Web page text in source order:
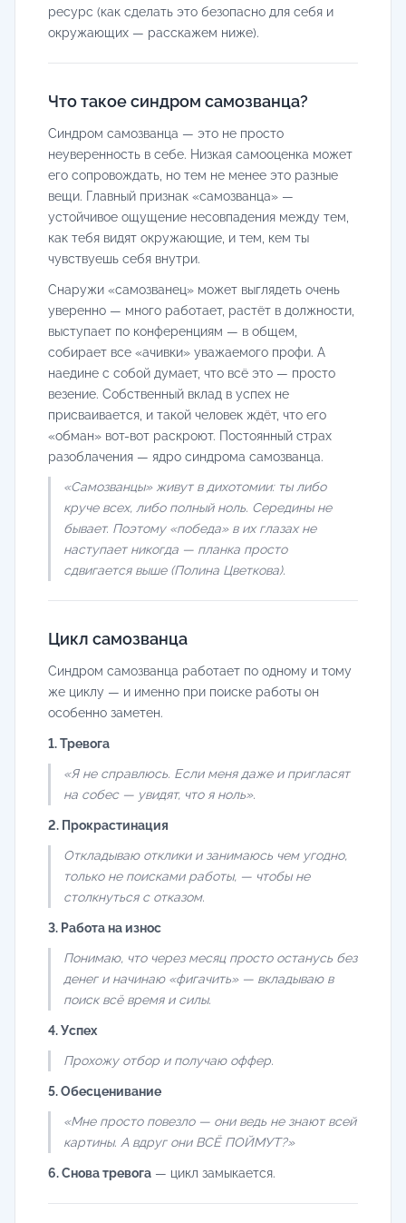
ресурс (как сделать это безопасно для себя и
окружающих — расскажем ниже).
Что такое синдром самозванца?
Синдром самозванца — это не просто
неуверенность в себе. Низкая самооценка может
его сопровождать, но тем не менее это разные
вещи. Главный признак «самозванца» —
устойчивое ощущение несовпадения между тем,
как тебя видят окружающие, и тем, кем ты
чувствуешь себя внутри.
Снаружи «самозванец» может выглядеть очень
уверенно — много работает, растёт в должности,
выступает по конференциям — в общем,
собирает все «ачивки» уважаемого профи. А
наедине с собой думает, что всё это — просто
везение. Собственный вклад в успех не
присваивается, и такой человек ждёт, что его
«обман» вот-вот раскроют. Постоянный страх
разоблачения — ядро синдрома самозванца.
«Самозванцы» живут в дихотомии: ты либо
круче всех, либо полный ноль. Середины не
бывает. Поэтому «победа» в их глазах не
наступает никогда — планка просто
сдвигается выше (Полина Цветкова).
Цикл самозванца
Синдром самозванца работает по одному и тому
же циклу — и именно при поиске работы он
особенно заметен.
1. Тревога
«Я не справлюсь. Если меня даже и пригласят
на собес — увидят, что я ноль».
2. Прокрастинация
Откладываю отклики и занимаюсь чем угодно,
только не поисками работы, — чтобы не
столкнуться с отказом.
3. Работа на износ
Понимаю, что через месяц просто останусь без
денег и начинаю «фигачить» — вкладываю в
поиск всё время и силы.
4. Успех
Прохожу отбор и получаю оффер.
5. Обесценивание
«Мне просто повезло — они ведь не знают всей
картины. А вдруг они ВСЁ ПОЙМУТ?»
6. Снова тревога — цикл замыкается.